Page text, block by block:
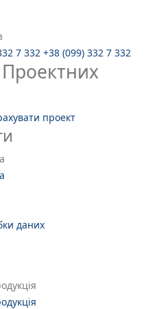
7 332 +38 (099) 332 7 332
проект
даних